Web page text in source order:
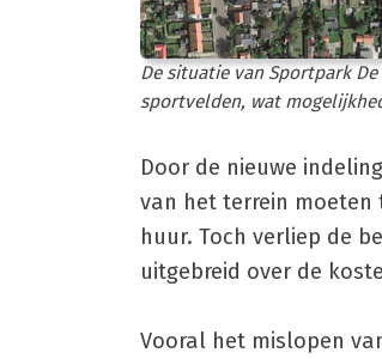
De situatie van Sportpark
sportvelden, wat
Door de nieuwe
van het terrein moeten
huur. Toch verliep de
uitgebreid over de
Vooral het mislopen